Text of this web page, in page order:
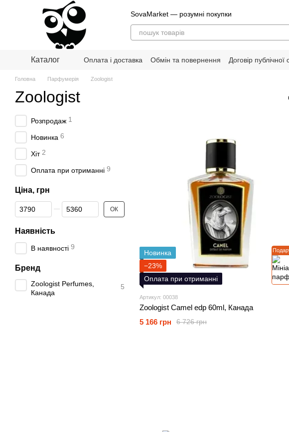
Перейти до основного контенту
SovaMarket — розумні покупки
Каталог Оплата і доставка Обмін та повернення Договір
Головна Парфумерія Zoologist
Zoologist
Новинка
−23%
Оплата при отриманні
Артикул: 00038
Zoologist Camel edp 60ml, Канада
6 726 грн
5 166 грн
Розпродаж 1
Новинка 6
Хіт 2
Оплата при отриманні 9
Ціна, грн
Від Ціна, грн
До Ціна, грн ОК
Наявність
В наявності 9
Бренд
Zoologist Perfumes,
Канада
5